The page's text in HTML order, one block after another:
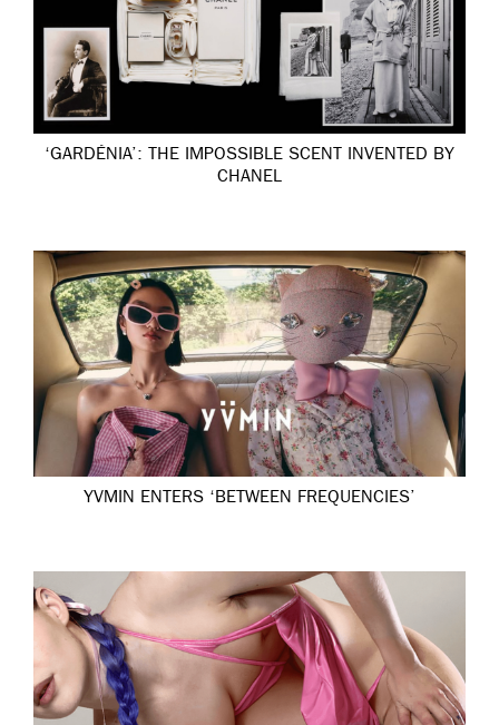
‘GARDÉNIA’: THE IMPOSSIBLE SCENT INVENTED BY
CHANEL
YVMIN ENTERS ‘BETWEEN FREQUENCIES’